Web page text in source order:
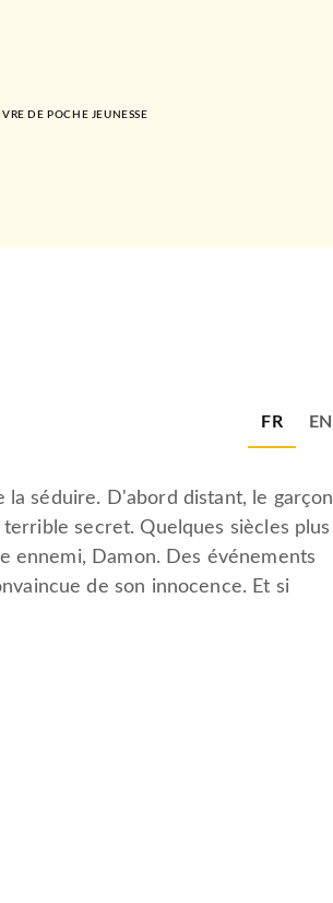
DE POCHE JEUNESSE
FR EN
la séduire. D'abord distant, le garçon
secret. Quelques siècles plus
ennemi, Damon. Des événements
de son innocence. Et si